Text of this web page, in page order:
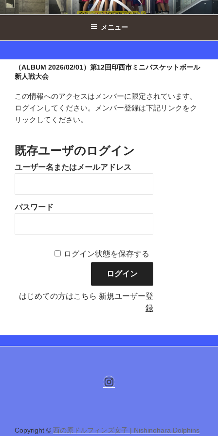
コ
ン
ン
西の原ドルフィンズ女子 ｜ 千葉県印
西市ミニバスケットボール
メニュー
（ALBUM 2026/02/01）第12回印西市ミニバスケットボール
新人戦大会
この情報へのアクセスはメンバーに限定されています。
ログインしてください。メンバー登録は下記リンクをク
リックしてください。
既存ユーザのログイン
ユーザー名またはメールアドレス
パスワード
ログイン状態を保存する
はじめての方はこちら 新規ユーザー登
録
Instagram
Copyright © 西の原ドルフィンズ女子 | Nishinohara Dolphins